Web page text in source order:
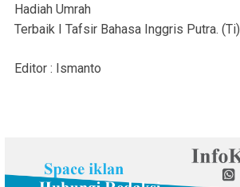
Hadiah Umrah
Terbaik I Tafsir Bahasa Inggris Putra. (Ti)
Editor : Ismanto